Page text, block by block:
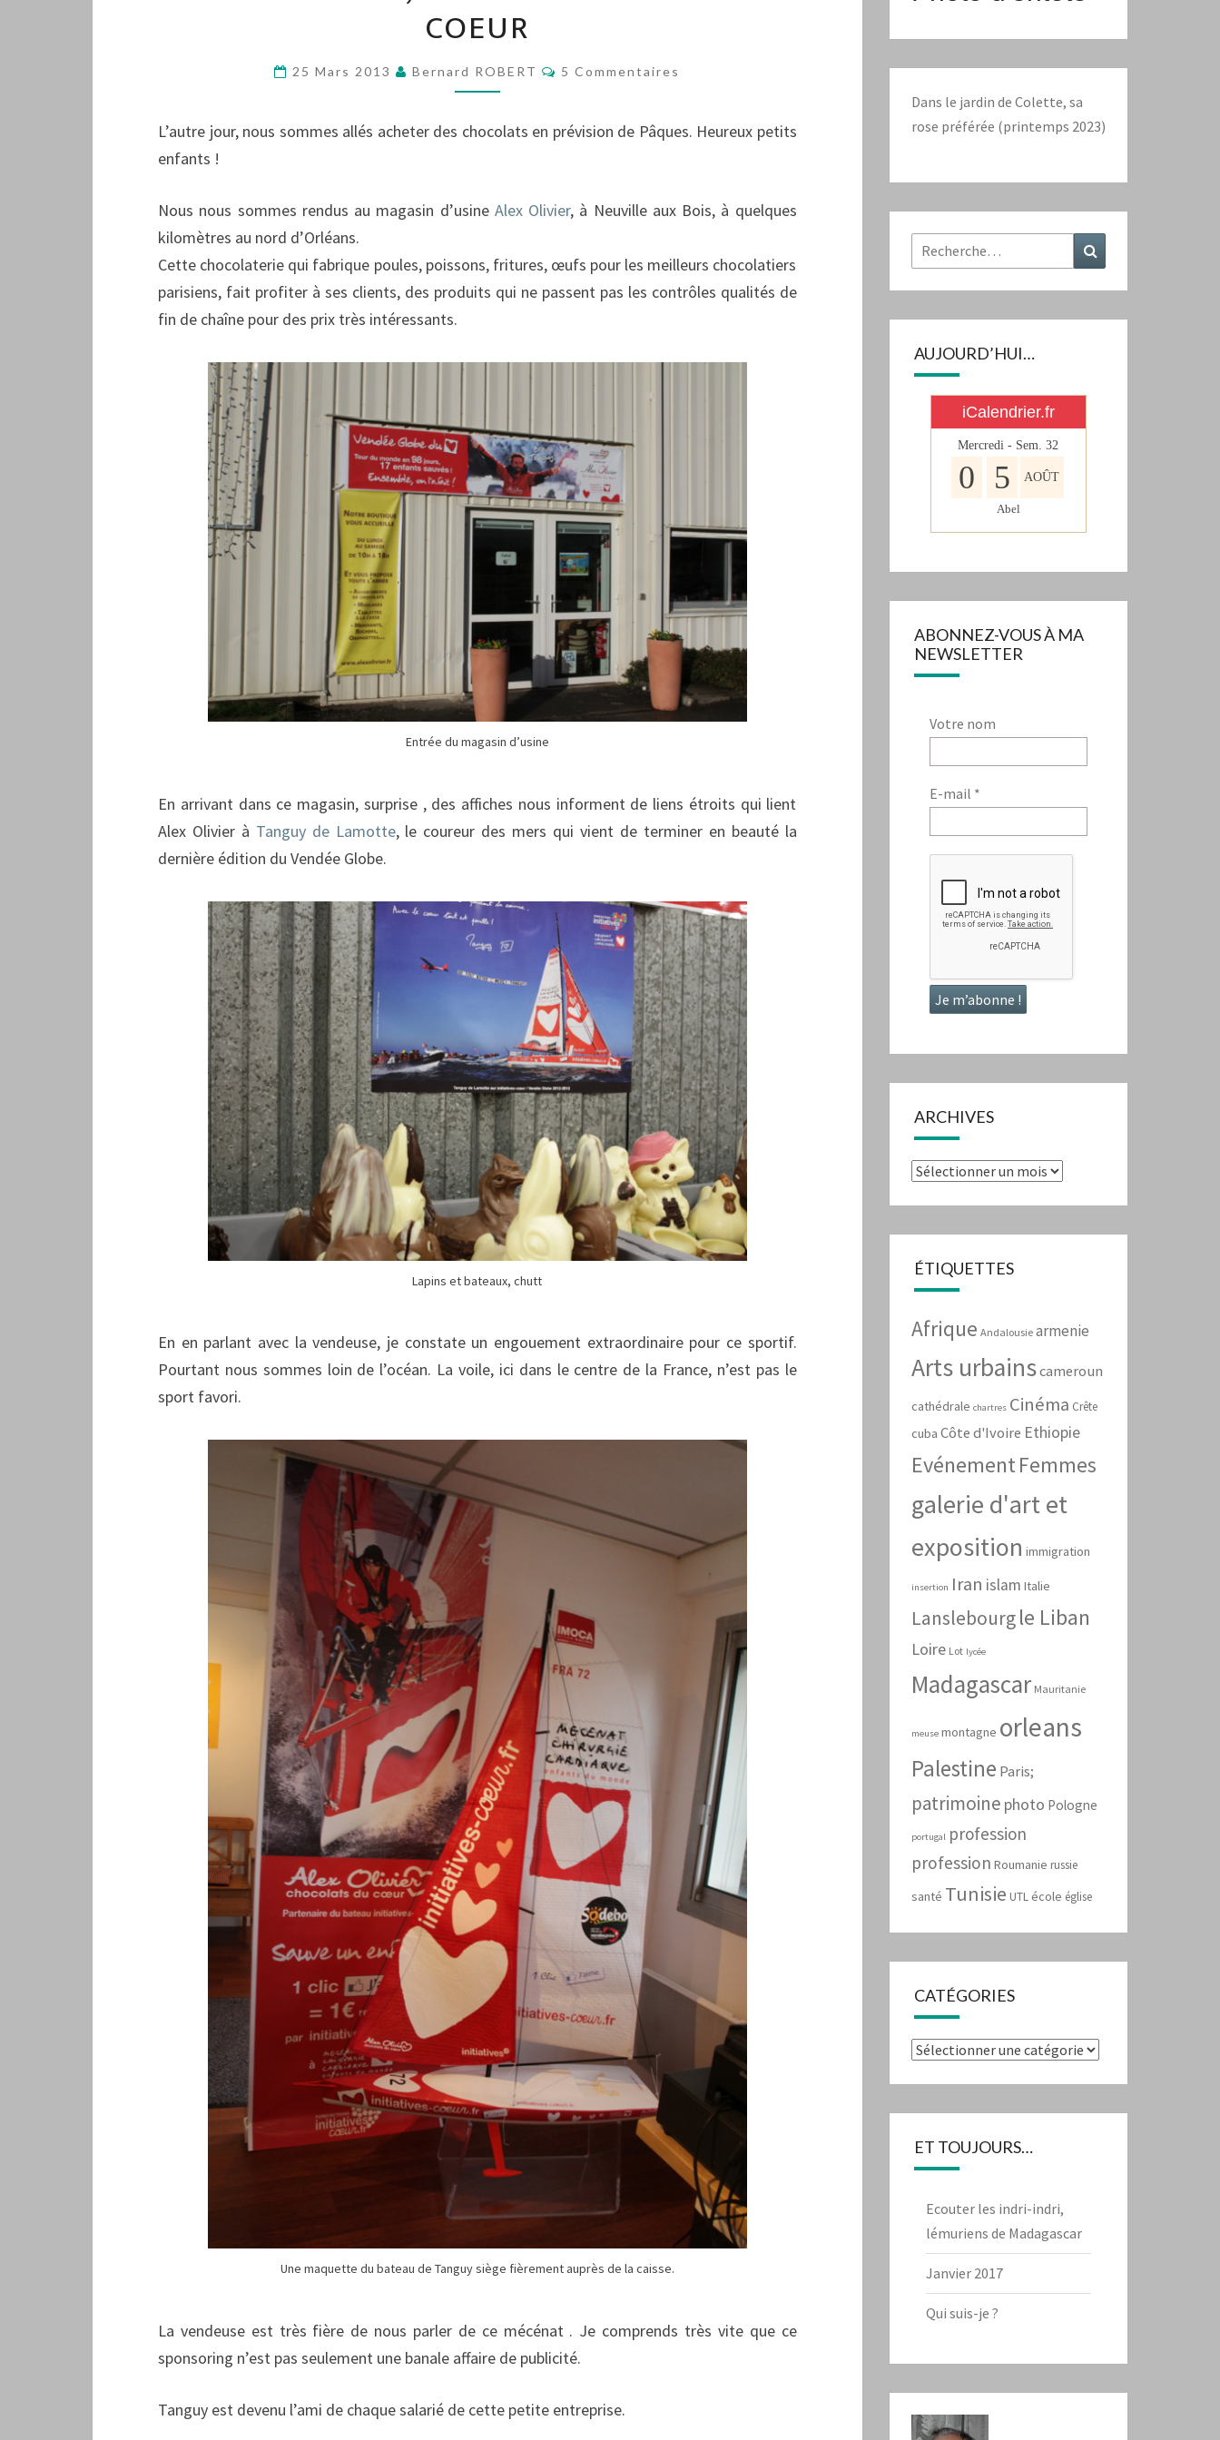
LA
DU
COEUR
25 Mars 2013 Bernard ROBERT Commentaires
5 Commentaires
L’autre jour, nous sommes allés acheter des chocolats en prévision de Pâques. Heureux petits
enfants !
Nous nous sommes rendus au magasin d’usine Alex Olivier, à Neuville aux Bois, à quelques
kilomètres au nord d’Orléans.
Cette chocolaterie qui fabrique poules, poissons, fritures, œufs pour les meilleurs chocolatiers
parisiens, fait profiter à ses clients, des produits qui ne passent pas les contrôles qualités de
fin de chaîne pour des prix très intéressants.
Entrée du magasin d’usine
En arrivant dans ce magasin, surprise , des affiches nous informent de liens étroits qui lient
Alex Olivier à Tanguy de Lamotte, le coureur des mers qui vient de terminer en beauté la
dernière édition du Vendée Globe.
Lapins et bateaux, chutt
En en parlant avec la vendeuse, je constate un engouement extraordinaire pour ce sportif.
Pourtant nous sommes loin de l’océan. La voile, ici dans le centre de la France, n’est pas le
sport favori.
Une maquette du bateau de Tanguy siège fièrement auprès de la caisse.
La vendeuse est très fière de nous parler de ce mécénat . Je comprends très vite que ce
sponsoring n’est pas seulement une banale affaire de publicité.
Tanguy est devenu l’ami de chaque salarié de cette petite entreprise.
Dans le jardin de Colette, sa
rose préférée (printemps 2023)
Rechercher :
AUJOURD’HUI…
iCalendrier.fr
Mercredi - Sem.32
0 5 AOÛT
Abel
ABONNEZ-VOUS À MA
NEWSLETTER
Votre nom
E-mail *
ARCHIVES
Archives
ÉTIQUETTES
Afrique Andalousie armenie
Arts urbainscameroun
cathédrale chartres Cinéma Crête
cuba Côte d'Ivoire Ethiopie
EvénementFemmes
galerie d'art et
exposition immigration
insertion Iran islam Italie
Lanslebourg le Liban
Loire Lot lycée
Madagascar Mauritanie
meuse montagne orleans
Palestine Paris;
patrimoine photo Pologne
portugal profession
profession Roumanie russie
santé Tunisie UTL école église
CATÉGORIES
Catégories
ET TOUJOURS…
Ecouter les indri-indri,
lémuriens de Madagascar
Janvier 2017
Qui suis-je ?